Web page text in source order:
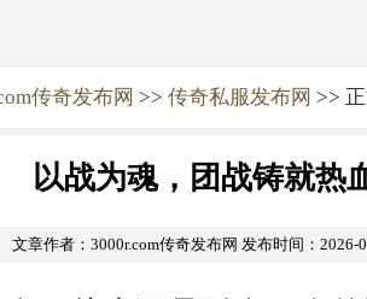
传奇发布网 >> 传奇私服发布网 >>
以战为魂，团战铸就热
文章作者：3000r.com传奇发布网 发布时间：2026-